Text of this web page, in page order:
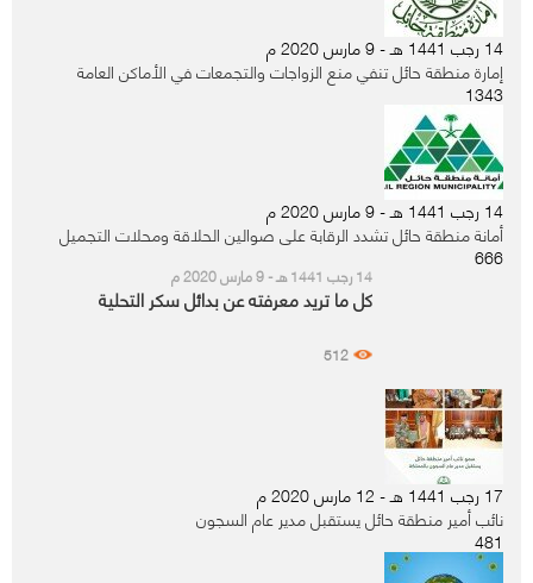
14 رجب 1441 هـ - 9 مارس 2020 م
إمارة منطقة حائل تنفي منع الزواجات والتجمعات في الأماكن العامة
1343
14 رجب 1441 هـ - 9 مارس 2020 م
أمانة منطقة حائل تشدد الرقابة على صوالين الحلاقة ومحلات التجميل
666
14 رجب 1441 هـ - 9 مارس 2020 م
كل ما تريد معرفته عن بدائل سكر التحلية
512
17 رجب 1441 هـ - 12 مارس 2020 م
نائب أمير منطقة حائل يستقبل مدير عام السجون
481